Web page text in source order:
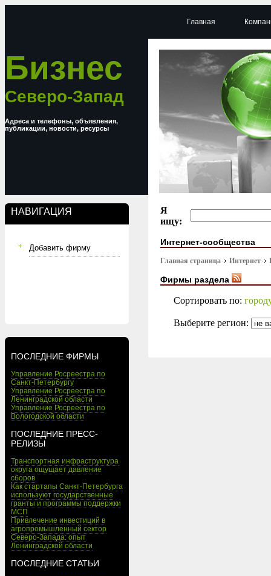
Бизнес
Северо-Запад
Адреса и телефоны, объявления,
публикации, новости, ресурсы
НАВИГАЦИЯ
Добавить фирму
ПОСЛЕДНИЕ ФИРМЫ
Управление Росреестра по
Санкт-Петербургу
Управление Росреестра по
Ленинградской области
Управление Росреестра по
Вологодской области
ПОСЛЕДНИЕ ПРЕСС-
РЕЛИЗЫ
Транспортная инфраструктура
округа ощущает давление
сборов
Как стартапы Санкт-Петербурга
используют государственные
гранты и программы поддержки
МСП
Привлечение инвестиций в
агропромышленный сектор
Северо-Запада: опыт
Ленинградской области
ПОСЛЕДНИЕ СТАТЬИ
Главная
Я
ищу:
Интернет-сообщества
Главная страница Интернет
Фирмы раздела
Сортировать по:
Выберите регион: